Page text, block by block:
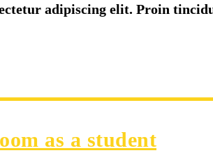
adipiscing elit. Proin
as a student